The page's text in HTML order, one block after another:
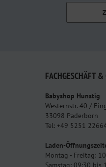
FACHGESCHÄFT
Babyshop Hunstig
Westernstr. 40 /
33098 Paderborn
Tel: +49 5251
Laden-
Montag - Freitag:
Samstag: 09:30 bis